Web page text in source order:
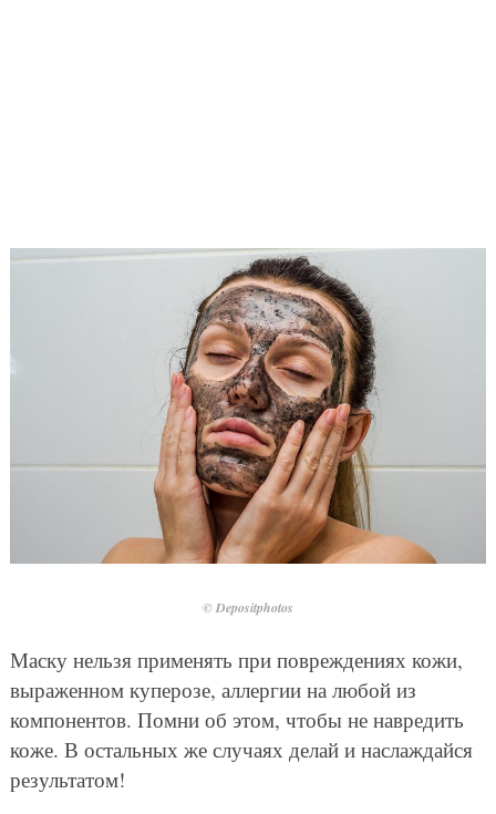
© Depositphotos
Маску нельзя применять при повреждениях кожи,
выраженном куперозе, аллергии на любой из
компонентов. Помни об этом, чтобы не навредить
коже. В остальных же случаях делай и наслаждайся
результатом!